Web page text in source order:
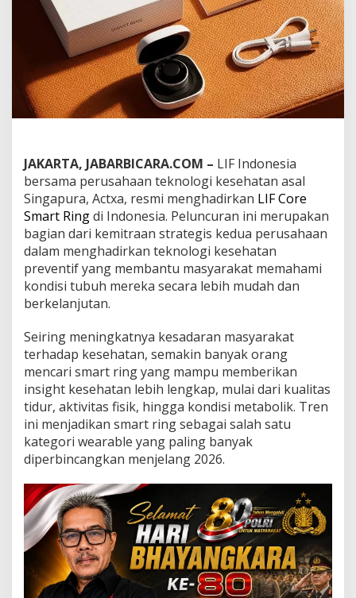
r
t
R
i
n
g
e
a
A
I
G
l
u
c
o
s
c
a
n
y
a
n
T
e
l
h
D
i
u
j
i
s
e
JAKARTA, JABARBICARA.COM – LIF Indonesia
bersama perusahaan teknologi kesehatan asal
Singapura, Actxa, resmi menghadirkan LIF Core
Smart Ringdi Indonesia. Peluncuran ini merupakan
bagian dari kemitraan strategis kedua perusahaan
dalam menghadirkan teknologi kesehatan
preventif yang membantu masyarakat memahami
kondisi tubuh mereka secara lebih mudah dan
berkelanjutan.
Seiring meningkatnya kesadaran masyarakat
terhadap kesehatan, semakin banyak orang
mencari smart ring yang mampu memberikan
insight kesehatan lebih lengkap, mulai dari kualitas
tidur, aktivitas fisik, hingga kondisi metabolik. Tren
ini menjadikan smart ring sebagai salah satu
kategori wearable yang paling banyak
diperbincangkan menjelang 2026.